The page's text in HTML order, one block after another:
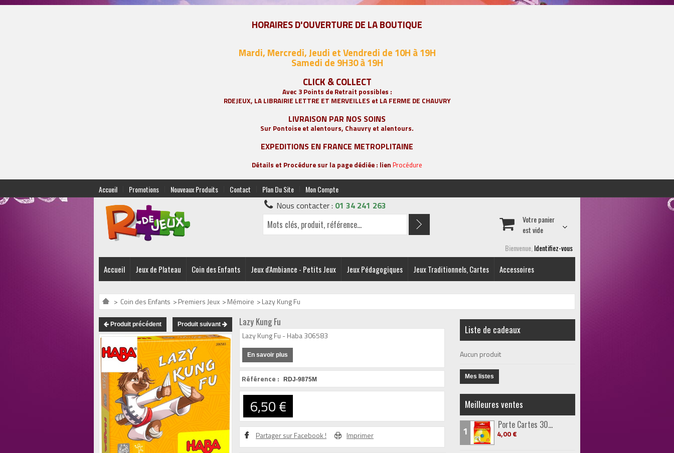
HORAIRES D'OUVERTURE DE LA BOUTIQUE
Mardi, Mercredi, Jeudi et Vendredi de 10H à 19H
Samedi de 9H30 à 19H
CLICK & COLLECT
Avec 3 Points de Retrait possibles :
RDEJEUX, LA LIBRAIRIE LETTRE ET MERVEILLES et LA FERME DE CHAUVRY
LIVRAISON PAR NOS SOINS
Sur Pontoise et alentours, Chauvry et alentours.
EXPEDITIONS EN FRANCE METROPLITAINE
Détails et Procédure sur la page dédiée : lien Procédure
Accueil Promotions Nouveaux Produits Contact Plan Du Site Mon Compte
Nous contacter : 01 34 241 263
Bienvenue, Identifiez-vous
Votre panier
est vide
Accueil Jeux de Plateau Coin des Enfants Jeux d'Ambiance - Petits Jeux Jeux Pédagogiques Jeux Traditionnels, Cartes Accessoires
> Coin des Enfants >Premiers Jeux >Mémoire >Lazy Kung Fu
Produit précédent Produit suivant Lazy Kung Fu
Lazy Kung Fu - Haba 306583
En savoir plus
Référence : RDJ-9875M
6,50 €
Partager sur Facebook ! Imprimer
Liste de cadeaux
Aucun produit
Mes listes
Meilleures ventes
1 Porte Cartes 30...
4,00 €